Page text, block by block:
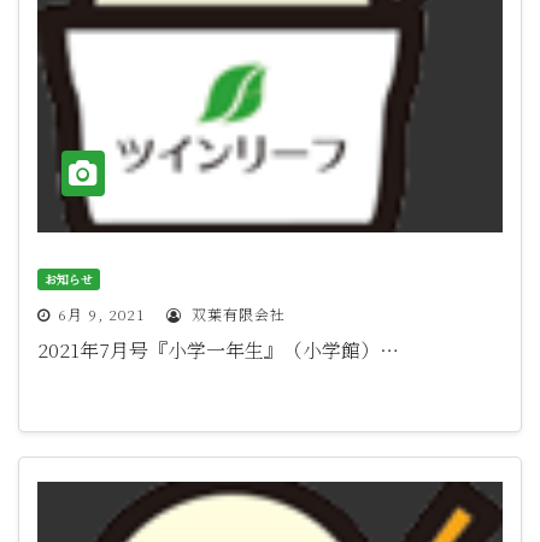
お知らせ
6月 9, 2021 双葉有限会社
2021年7月号『小学一年生』（小学館）…